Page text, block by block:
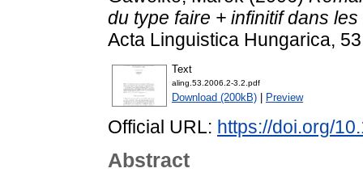
du type faire + infinitif dans
Acta Linguistica Hungarica,
Text
aling.53.2006.2-3.2.pdf
Download (200kB) Preview
Official URL: https://doi.org/
Abstract